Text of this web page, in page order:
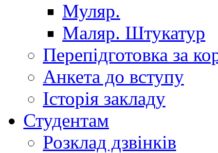
Муляр.
Маляр. Штукатур
Перепідготовка за
Анкета до вступу
Історія закладу
Студентам
Розклад дзвінків